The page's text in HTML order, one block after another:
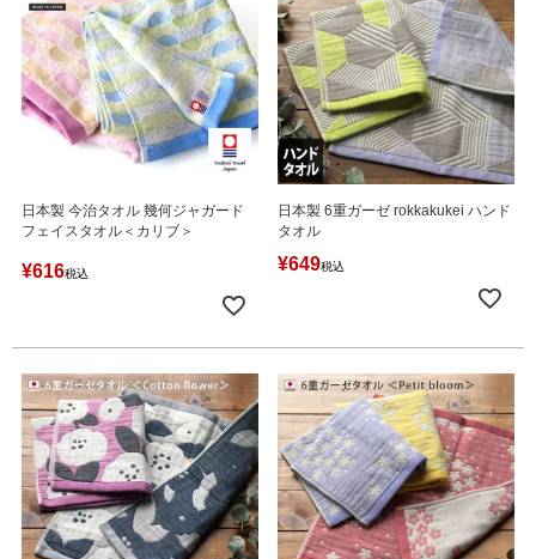
日本製 今治タオル 幾何ジャガード
フェイスタオル＜カリブ＞
¥616税込
日本製 6重ガーゼ rokkakukei ハンド
タオル
¥649税込